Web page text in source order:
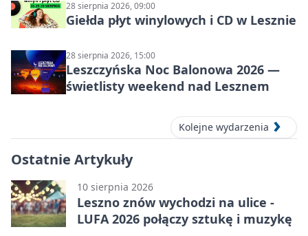
28 sierpnia 2026, 09:00
Giełda płyt winylowych i CD w Lesznie
28 sierpnia 2026, 15:00
Leszczyńska Noc Balonowa 2026 —
świetlisty weekend nad Lesznem
Kolejne wydarzenia
Ostatnie Artykuły
10 sierpnia 2026
Leszno znów wychodzi na ulice -
LUFA 2026 połączy sztukę i muzykę